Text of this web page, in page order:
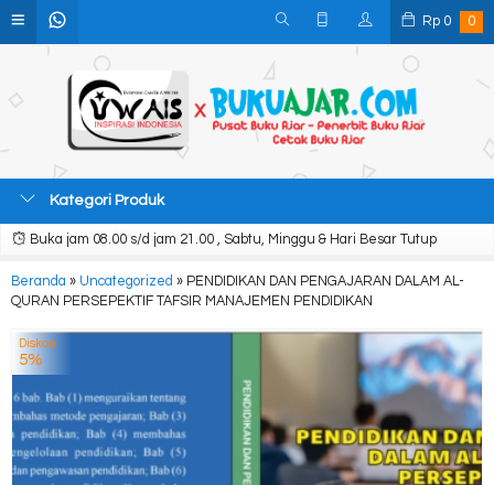
Rp 0 0
Kategori Produk
Buka jam 08.00 s/d jam 21.00 , Sabtu, Minggu & Hari Besar Tutup
Beranda » Uncategorized » PENDIDIKAN DAN PENGAJARAN DALAM AL-
QURAN PERSEPEKTIF TAFSIR MANAJEMEN PENDIDIKAN
Diskon
5%